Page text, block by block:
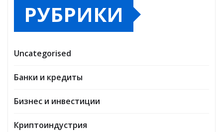
РУБРИКИ
Uncategorised
Банки и кредиты
Бизнес и инвестиции
Криптоиндустрия